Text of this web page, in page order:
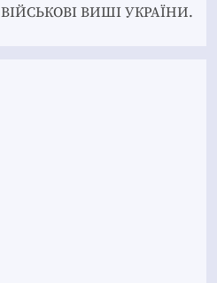
ВІЙСЬКОВІ ВИШІ УКРАЇНИ.